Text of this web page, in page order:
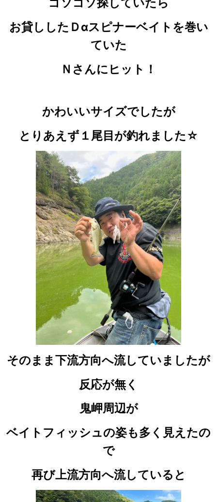
お貸ししたＤαスピナーベイトを巻い
ていた
Ｎさんにヒット！
かわいいサイズでしたが
とりあえず１尾目が釣れました☆
そのまま下流方向へ流していましたが
反応が無く
鬼岬周辺が
ベイトフィッシュの姿も多く見えたの
で
再び上流方向へ流していると